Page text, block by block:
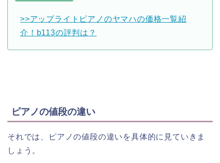
>>アップライトピアノのヤマハの価格一覧紹
介！b113の評判は？
ピアノの値段の違い
それでは、ピアノの値段の違いを具体的に見ていきま
しょう。